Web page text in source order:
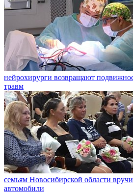
нейрохирурги возвращают
травм
семьям Новосибирской области
автомобили